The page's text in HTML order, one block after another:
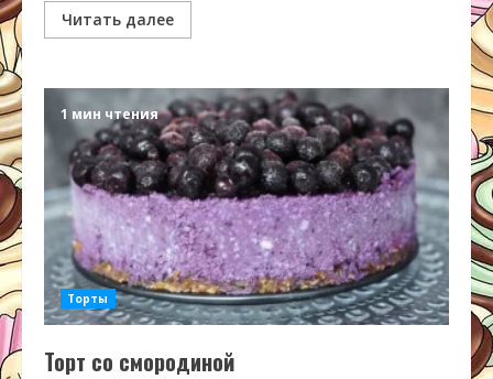
Читать далее
1 мин чтения
Торты
Торт со смородиной